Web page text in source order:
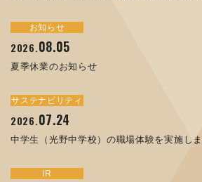
お知らせ
2026.08.05
夏季休業のお知らせ
サステナビリティ
2026.07.24
中学生（光野中学校）の職場体験を実施し
IR
お知らせ
2025.11.17
コラムを更新しました：MECT2025(メカト
お知らせ
2025. 09.02
トピックス
2026.04.17
ORANGE NEWS Vol. 013を掲載しました
トピックス
2025.10.01
高松流技Vol.25を掲載しました
トピックス
イベント
2025.08.29
MECT 2025 出展のご案内 ※終了しました
イベント
2025.04.16
MEX金沢2025 出展のご案内 ※終了しま
イベント
IR
2026.07.22
譲渡制限付株式報酬としての自己株式の処
IR
2026. 07.07
サステナビリティ
2026.06.12
人材戦略を策定しました
サステナビリティ
2026.03.26
「健康経営優良法人２０２６（大規模法人部